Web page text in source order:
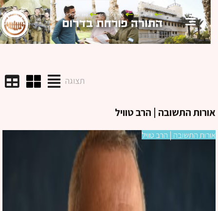
תצוגה
התשובה | הרב טוויל
התשובה | הרב טוויל